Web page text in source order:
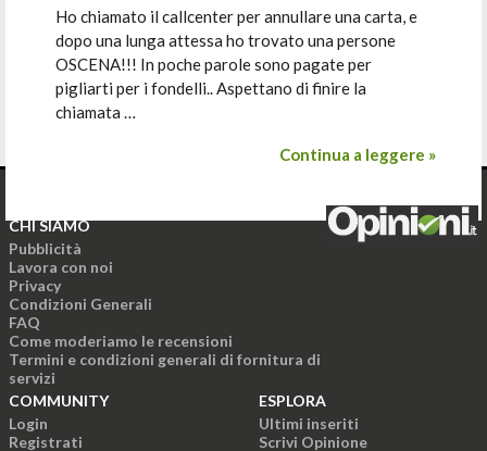
Ho chiamato il callcenter per annullare una carta, e
dopo una lunga attessa ho trovato una persone
OSCENA!!! In poche parole sono pagate per
pigliarti per i fondelli.. Aspettano di finire la
chiamata …
Continua a leggere »
CHI SIAMO
Pubblicità
Lavora con noi
Privacy
Condizioni Generali
FAQ
Come moderiamo le recensioni
Termini e condizioni generali di fornitura di
servizi
COMMUNITY
Login
Registrati
ESPLORA
Ultimi inseriti
Scrivi Opinione